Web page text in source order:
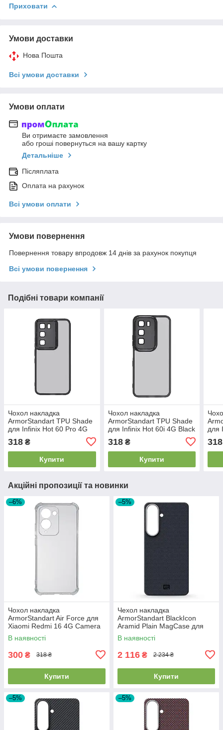
Приховати
Умови доставки
Нова Пошта
Всі умови доставки
Умови оплати
Ви отримаєте замовлення
або гроші повернуться на вашу картку
Детальніше
Післяплата
Оплата на рахунок
Всі умови оплати
Умови повернення
Повернення товару впродовж 14 днів за рахунок покупця
Всі умови повернення
Подібні товари компанії
Чохол накладка
ArmorStandart TPU Shade
для Infinix Hot 60 Pro 4G
318 ₴
Купити
Чохол накладка
ArmorStandart TPU Shade
для Infinix Hot 60i 4G Black
318₴
Купити
для
318
Акційні пропозиції та новинки
–6%
Чохол накладка
ArmorStandart Air Force для
Xiaomi Redmi 16 4G Camera
cover Clear (ARM90951)
В наявності
300 ₴ 318 ₴
Купити
–5%
Чехол накладка
ArmorStandart BlackIcon
Aramid Plain MagCase для
Samsung S26 Plus Black
(ARM90165)
В наявності
2 116 ₴ 2 234 ₴
Купити
–5% –5%